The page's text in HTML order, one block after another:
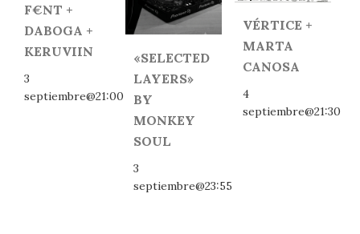
F€NT +
DABOGA +
KERUVIIN
3
septiembre@21:00
«SELECTED
LAYERS»
BY
MONKEY
SOUL
3
septiembre@23:55
VÉRTICE +
MARTA
CANOSA
4
septiembre@21:30